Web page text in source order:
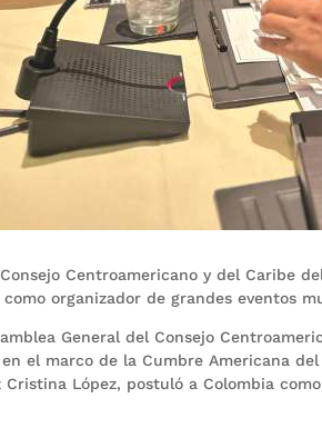
Centroamericano y del Caribe
como organizador de grandes eventos
General del Consejo
el marco de la Cumbre Americana
Cristina López, postuló a Colombia